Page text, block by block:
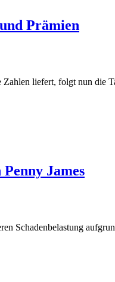
Prämien
liefert, folgt nun die
James
Schadenbelastung